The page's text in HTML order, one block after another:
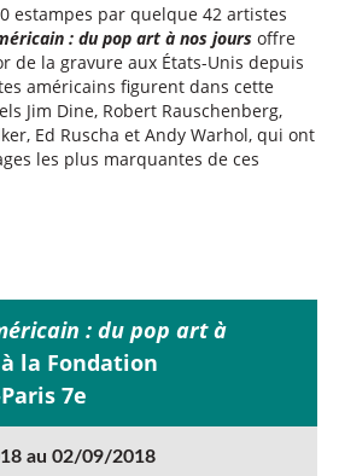
estampes par quelque 42 artistes
: du pop art à nos jours offre
de la gravure aux États-Unis depuis
américains figurent dans cette
Jim Dine, Robert Rauschenberg,
Ed Ruscha et Andy Warhol, qui ont
les plus marquantes de ces
: du pop art à
la Fondation
7e
au 02/09/2018